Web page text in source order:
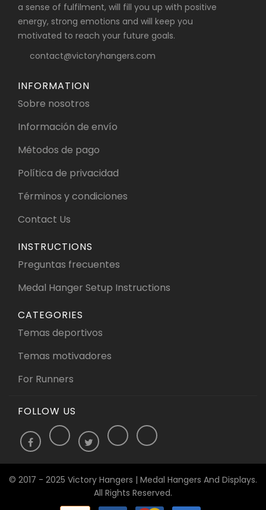
a sense of fulfilment, will fill you up with positive
energy, strong emotions and will keep you
motivated to reach your future goals.
contact@victoryhangers.com
INFORMATION
Sobre nosotros
Información de envío
Métodos de pago
Política de privacidad
Términos y condiciones
Contact Us
INSTRUCTIONS
Preguntas frecuentes
Medal Hanger Setup Instructions
CATEGORIES
Temas deportivos
Temas motivadores
For Runners
FOLLOW US
© 2017 - 2025 Victory Hangers | Medal Hangers And Displays.
All Rights Reserved.